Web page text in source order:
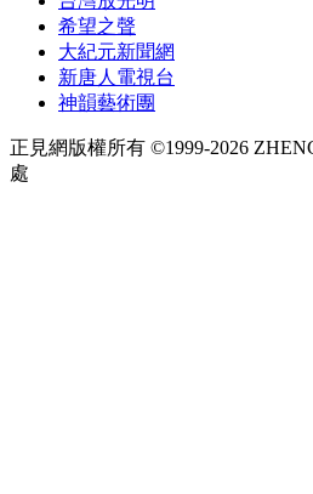
希望之聲
大紀元新聞網
新唐人電視台
神韻藝術團
正見網版權所有 ©1999-2026
處